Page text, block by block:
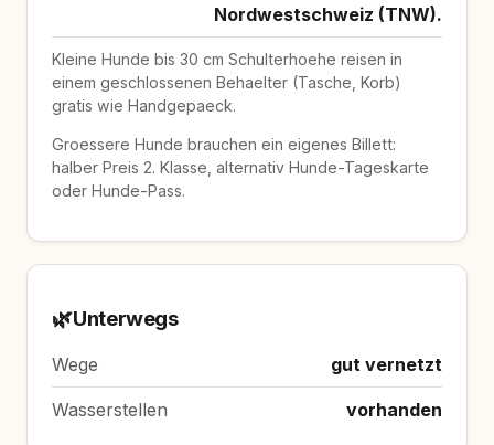
Nordwestschweiz (TNW).
Kleine Hunde bis 30 cm Schulterhoehe reisen in
einem geschlossenen Behaelter (Tasche, Korb)
gratis wie Handgepaeck.
Groessere Hunde brauchen ein eigenes Billett:
halber Preis 2. Klasse, alternativ Hunde-Tageskarte
oder Hunde-Pass.
🌿Unterwegs
Wege gut vernetzt
Wasserstellen vorhanden